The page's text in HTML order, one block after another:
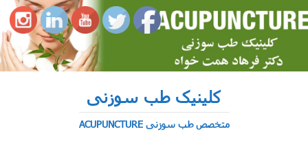
کلینیک طب سوزنی
متخصص طب سوزنی ACUPUNCTURE